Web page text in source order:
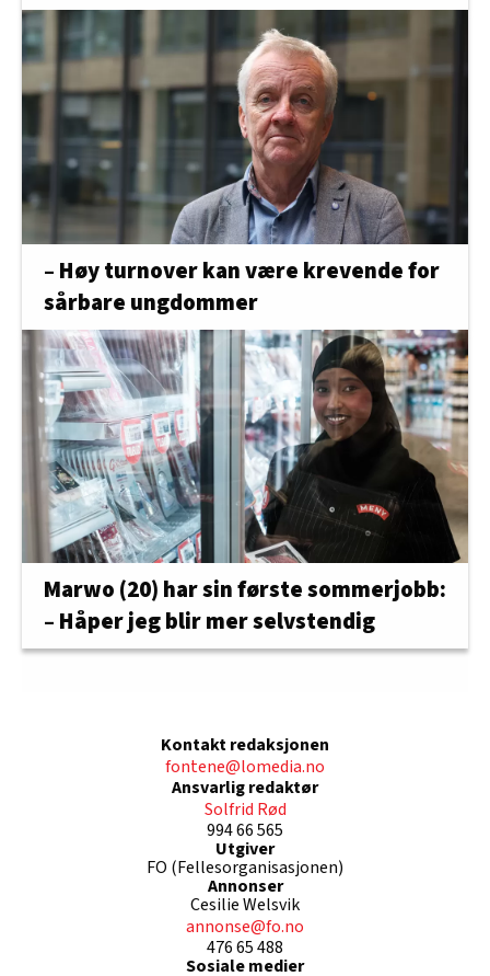
– Høy turnover kan være krevende for
sårbare ungdommer
Marwo (20) har sin første sommerjobb:
– Håper jeg blir mer selvstendig
Kontakt redaksjonen
fontene@lomedia.no
Ansvarlig redaktør
Solfrid Rød
994 66 565
Utgiver
FO (Fellesorganisasjonen)
Annonser
Cesilie Welsvik
annonse@fo.no
476 65 488
Sosiale medier